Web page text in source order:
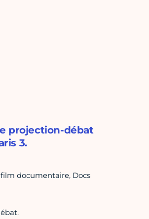
projection-débat
3.
documentaire, Docs